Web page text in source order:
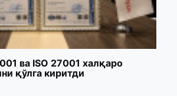
ва ISO 27001 халқаро
қўлга киритди